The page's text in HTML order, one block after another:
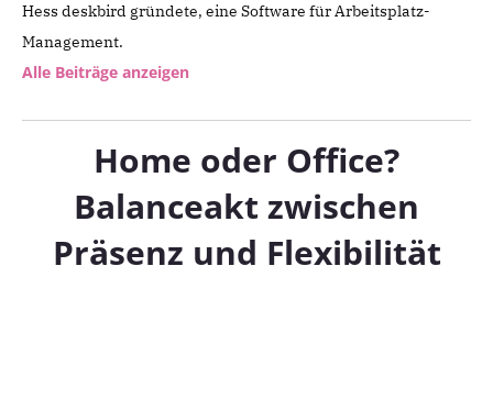
Hess deskbird gründete, eine Software für Arbeitsplatz-
Management.
Alle Beiträge anzeigen
Home oder Office?
Balanceakt zwischen
Präsenz und Flexibilität